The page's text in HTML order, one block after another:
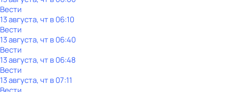
Вести
13 августа, чт в 06:10
Вести
13 августа, чт в 06:40
Вести
13 августа, чт в 06:48
Вести
13 августа, чт в 07:11